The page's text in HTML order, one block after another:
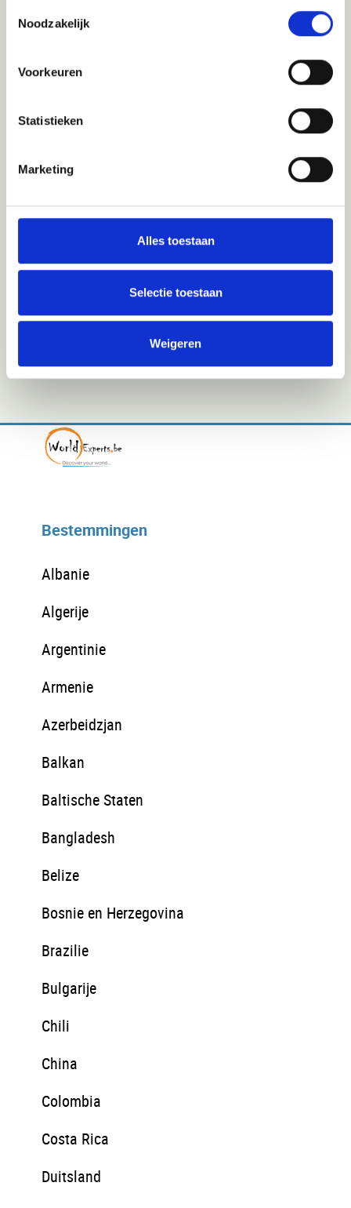
Noodzakelijk
Voorkeuren
Statistieken
Marketing
Alles toestaan
Selectie toestaan
Weigeren
• Alle vervoer ter plaatse met airco
entreegelden
• Reserveringskosten
• Reis- en/of annuleringsverzekering. Deze kunt
u afsluiten via WorldExperts.
optionele excursies etc.
voor meer inlichtingen.
Bestemmingen
Albanie
Algerije
Argentinie
Armenie
Azerbeidzjan
Balkan
Baltische Staten
Bangladesh
Belize
Bosnie en Herzegovina
Brazilie
Bulgarije
Chili
China
Colombia
Costa Rica
Duitsland